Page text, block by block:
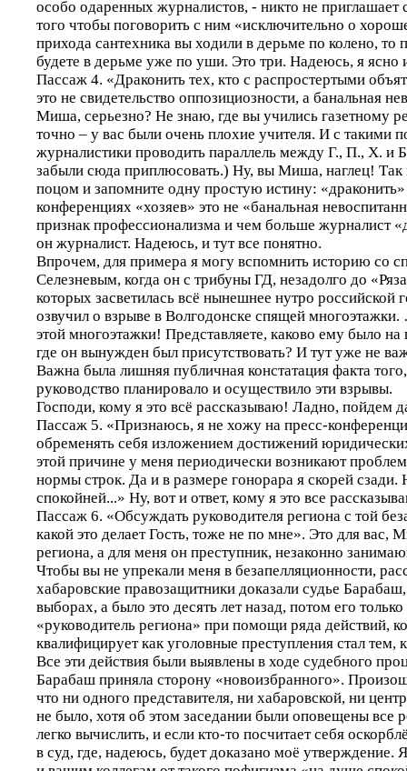
особо одаренных журналистов, - никто не приглашает
того чтобы поговорить с ним «исключительно о
прихода сантехника вы ходили в дерьме по колено, то
будете в дерьме уже по уши. Это три. Надеюсь, я ясно
Пассаж 4. «Драконить тех, кто с распростертыми
это не свидетельство оппозициозности, а банальная
Миша, серьезно? Не знаю, где вы учились газетному
точно – у вас были очень плохие учителя. И с такими
журналистики проводить параллель между Г., П., Х. и
забыли сюда приплюсовать.) Ну, вы Миша, наглец! Так
поцом и запомните одну простую истину:
конференциях «хозяев» это не «банальная
признак профессионализма и чем больше журналист
он журналист. Надеюсь, и тут все понятно.
Впрочем, для примера я могу вспомнить историю со
Селезневым, когда он с трибуны ГД, незадолго до
которых засветилась всё нынешнее нутро российской
озвучил о взрыве в Волгодонске спящей
этой многоэтажки! Представляете, каково ему было
где он вынужден был присутствовать? И тут уже не
Важна была лишняя публичная констатация факта
руководство планировало и осуществило эти взрывы.
Господи, кому я это всё рассказываю! Ладно, пойдем
Пассаж 5. «Признаюсь, я не хожу на пресс-
обременять себя изложением достижений
этой причине у меня периодически возникают
нормы строк. Да и в размере гонорара я скорей
спокойней...» Ну, вот и ответ, кому я это все
Пассаж 6. «Обсуждать руководителя региона с той
какой это делает Гость, тоже не по мне». Это для вас,
региона, а для меня он преступник, незаконно
Чтобы вы не упрекали меня в безапелляционности,
хабаровские правозащитники доказали судье
выборах, а было это десять лет назад, потом его только
«руководитель региона» при помощи ряда действий,
квалифицирует как уголовные преступления стал тем,
Все эти действия были выявлены в ходе судебного
Барабаш приняла сторону «новоизбранного».
что ни одного представителя, ни хабаровской, ни
не было, хотя об этом заседании были оповещены все
легко вычислить, и если кто-то посчитает себя
в суд, где, надеюсь, будет доказано моё